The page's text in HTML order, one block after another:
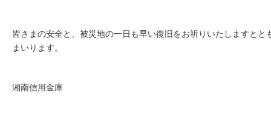
皆さまの安全と、被災地の一日も早い復旧をお祈りいたしますと
まいります。
湘南信用金庫